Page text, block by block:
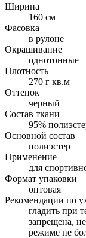
Ширина
160 см
Фасовка
в рулоне
Окрашивание
однотонные
Плотность
270 г кв.м
Оттенок
черный
Состав ткани
95%
Основной состав
полиэстер
Применение
для
Формат упаковки
оптовая
Рекомендации по
гладить при
запрещена,
режиме не